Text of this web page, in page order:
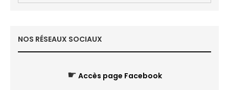
NOS RÉSEAUX SOCIAUX
☛ Accès page Facebook